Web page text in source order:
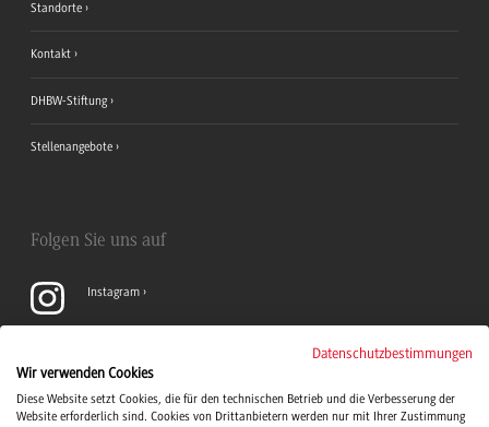
Standorte
Kontakt
DHBW-Stiftung
Stellenangebote
Folgen Sie uns auf
Instagram
LinkedIn
Datenschutzbestimmungen
Wir verwenden Cookies
Diese Website setzt Cookies, die für den technischen Betrieb und die Verbesserung der
Website erforderlich sind. Cookies von Drittanbietern werden nur mit Ihrer Zustimmung